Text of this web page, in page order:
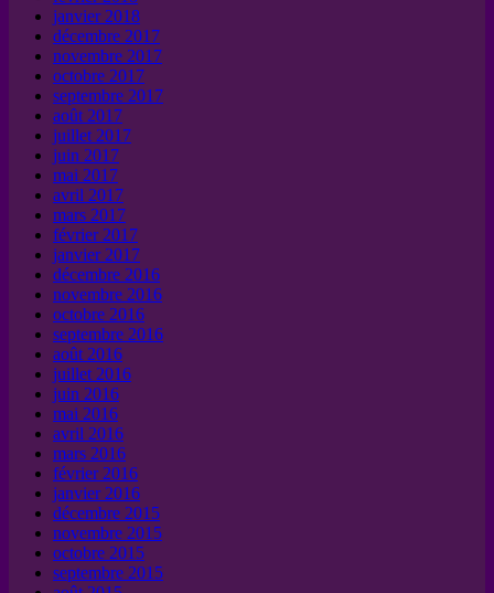
janvier 2018
décembre 2017
novembre 2017
octobre 2017
septembre 2017
août 2017
juillet 2017
juin 2017
mai 2017
avril 2017
mars 2017
février 2017
janvier 2017
décembre 2016
novembre 2016
octobre 2016
septembre 2016
août 2016
juillet 2016
juin 2016
mai 2016
avril 2016
mars 2016
février 2016
janvier 2016
décembre 2015
novembre 2015
octobre 2015
septembre 2015